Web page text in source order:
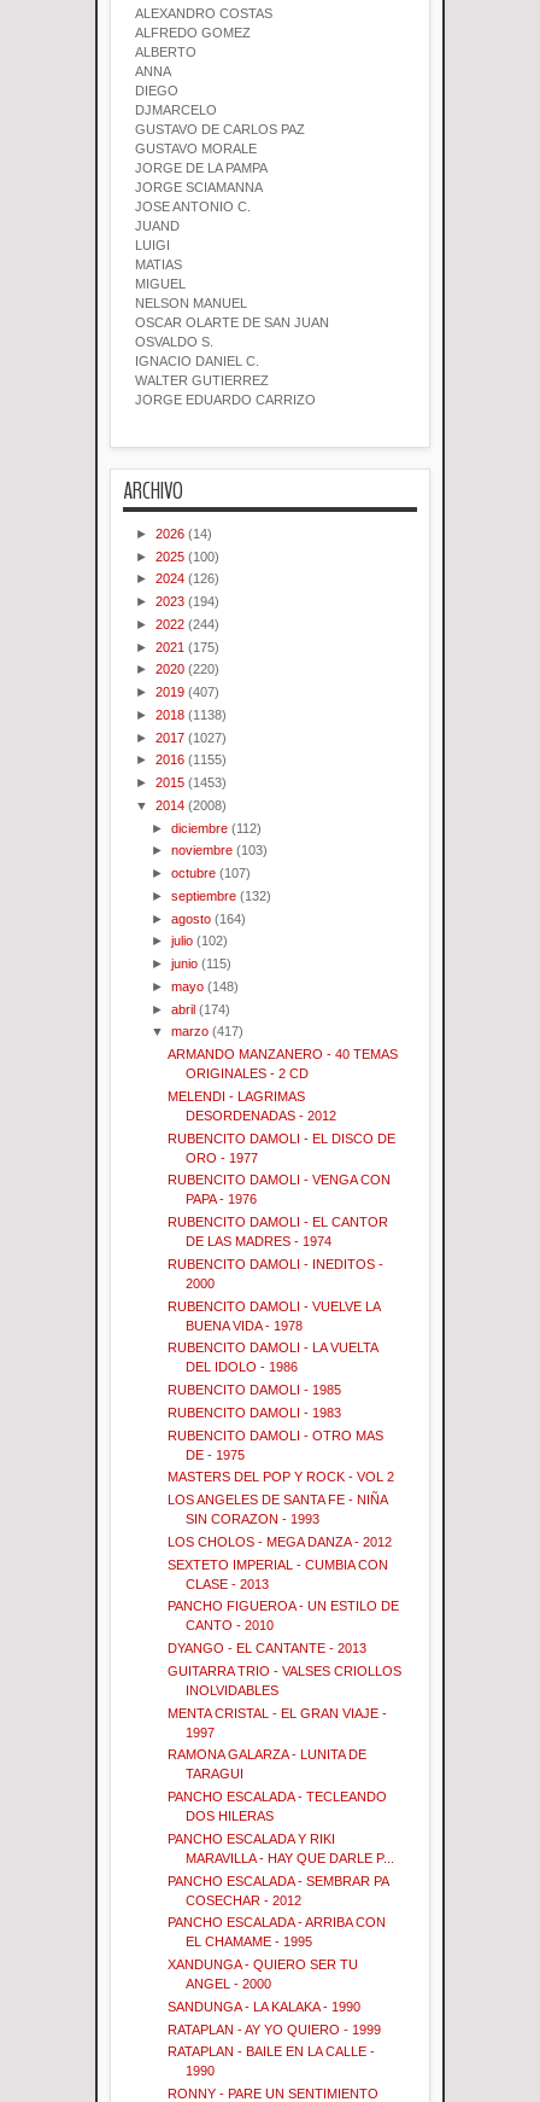
ALEXANDRO COSTAS
ALFREDO GOMEZ
ALBERTO
ANNA
DIEGO
DJMARCELO
GUSTAVO DE CARLOS PAZ
GUSTAVO MORALE
JORGE DE LA PAMPA
JORGE SCIAMANNA
JOSE ANTONIO C.
JUAND
LUIGI
MATIAS
MIGUEL
NELSON MANUEL
OSCAR OLARTE DE SAN JUAN
OSVALDO S.
IGNACIO DANIEL C.
WALTER GUTIERREZ
JORGE EDUARDO CARRIZO
ARCHIVO
► 2026 (14)
► 2025 (100)
► 2024 (126)
► 2023 (194)
► 2022 (244)
► 2021 (175)
► 2020 (220)
► 2019 (407)
► 2018 (1138)
► 2017 (1027)
► 2016 (1155)
► 2015 (1453)
▼ 2014 (2008)
►diciembre (112)
►noviembre (103)
►octubre (107)
►septiembre (132)
►agosto (164)
►julio (102)
►junio (115)
►mayo (148)
►abril (174)
▼marzo (417)
ARMANDO MANZANERO - 40 TEMAS
ORIGINALES - 2 CD
MELENDI - LAGRIMAS
DESORDENADAS - 2012
RUBENCITO DAMOLI - EL DISCO DE
ORO - 1977
RUBENCITO DAMOLI - VENGA CON
PAPA - 1976
RUBENCITO DAMOLI - EL CANTOR
DE LAS MADRES - 1974
RUBENCITO DAMOLI - INEDITOS -
2000
RUBENCITO DAMOLI - VUELVE LA
BUENA VIDA - 1978
RUBENCITO DAMOLI - LA VUELTA
DEL IDOLO - 1986
RUBENCITO DAMOLI - 1985
RUBENCITO DAMOLI - 1983
RUBENCITO DAMOLI - OTRO MAS
DE - 1975
MASTERS DEL POP Y ROCK - VOL 2
LOS ANGELES DE SANTA FE - NIÑA
SIN CORAZON - 1993
LOS CHOLOS - MEGA DANZA - 2012
SEXTETO IMPERIAL - CUMBIA CON
CLASE - 2013
PANCHO FIGUEROA - UN ESTILO DE
CANTO - 2010
DYANGO - EL CANTANTE - 2013
GUITARRA TRIO - VALSES CRIOLLOS
INOLVIDABLES
MENTA CRISTAL - EL GRAN VIAJE -
1997
RAMONA GALARZA - LUNITA DE
TARAGUI
PANCHO ESCALADA - TECLEANDO
DOS HILERAS
PANCHO ESCALADA Y RIKI
MARAVILLA - HAY QUE DARLE P...
PANCHO ESCALADA - SEMBRAR PA
COSECHAR - 2012
PANCHO ESCALADA - ARRIBA CON
EL CHAMAME - 1995
XANDUNGA - QUIERO SER TU
ANGEL - 2000
SANDUNGA - LA KALAKA - 1990
RATAPLAN - AY YO QUIERO - 1999
RATAPLAN - BAILE EN LA CALLE -
1990
RONNY - PARE UN SENTIMIENTO